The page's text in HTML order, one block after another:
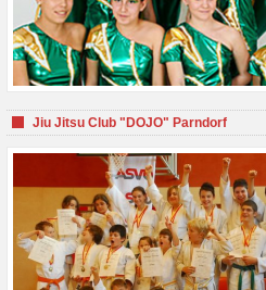
Jiu Jitsu Club "DOJO" Parndorf